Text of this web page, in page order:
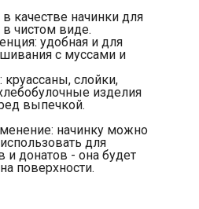
качестве начинки для
чистом виде.
удобная и для
с муссами и
круассаны, слойки,
изделия
выпечкой.
начинку можно
для
и донатов - она будет
поверхности.